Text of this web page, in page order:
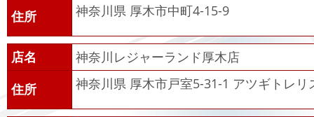
住所
神奈川県 厚木市中町4-15-9
店名
神奈川レジャーランド厚木店
住所
神奈川県 厚木市戸室5-31-1 アツギトレリ